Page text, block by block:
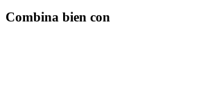
Combina bien con